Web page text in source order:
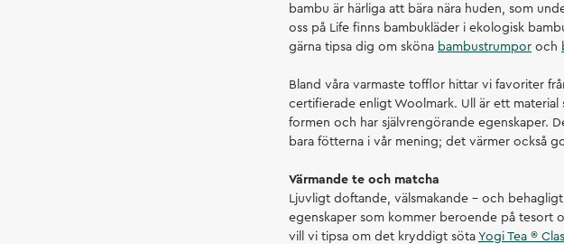
bambu är härliga att bära nära huden, som
oss på Life finns bambukläder i ekologisk
gärna tipsa dig om sköna bambustrumpor och
Bland våra varmaste tofflor hittar vi favoriter
certifierade enligt Woolmark. Ull är ett
formen och har självrengörande egenskaper.
bara fötterna i vår mening; det värmer också
Värmande te och matcha
Ljuvligt doftande, välsmakande – och
egenskaper som kommer beroende på tesort
vill vi tipsa om det kryddigt söta Yogi Tea ®